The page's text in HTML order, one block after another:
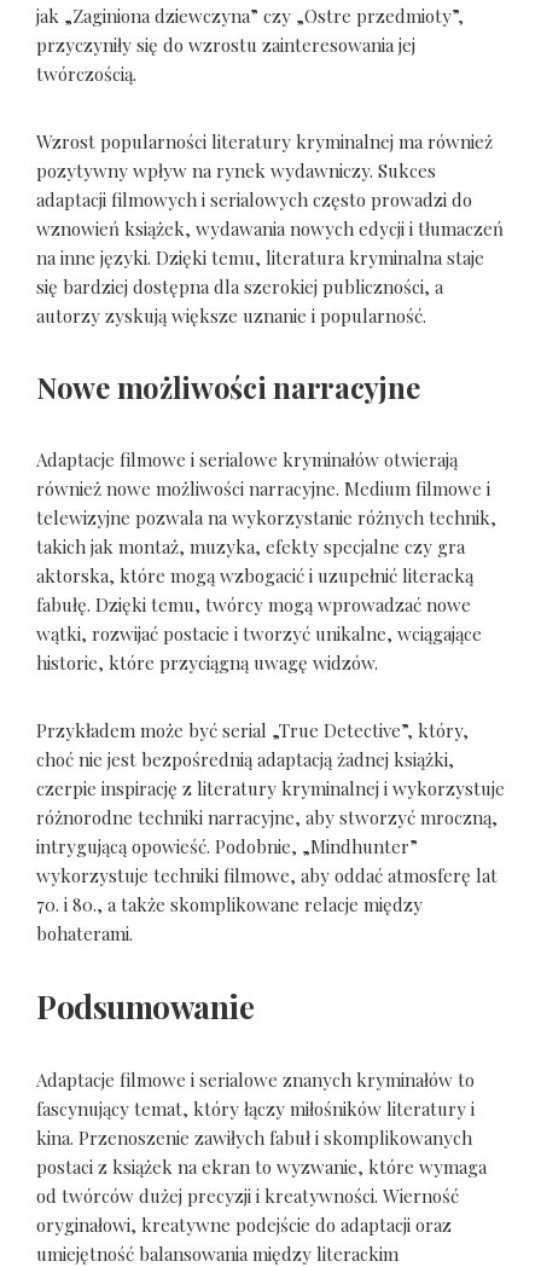
jak „Zaginiona dziewczyna” czy „Ostre przedmioty”,
przyczyniły się do wzrostu zainteresowania jej
twórczością.
Wzrost popularności literatury kryminalnej ma również
pozytywny wpływ na rynek wydawniczy. Sukces
adaptacji filmowych i serialowych często prowadzi do
wznowień książek, wydawania nowych edycji i tłumaczeń
na inne języki. Dzięki temu, literatura kryminalna staje
się bardziej dostępna dla szerokiej publiczności, a
autorzy zyskują większe uznanie i popularność.
Nowe możliwości narracyjne
Adaptacje filmowe i serialowe kryminałów otwierają
również nowe możliwości narracyjne. Medium filmowe i
telewizyjne pozwala na wykorzystanie różnych technik,
takich jak montaż, muzyka, efekty specjalne czy gra
aktorska, które mogą wzbogacić i uzupełnić literacką
fabułę. Dzięki temu, twórcy mogą wprowadzać nowe
wątki, rozwijać postacie i tworzyć unikalne, wciągające
historie, które przyciągną uwagę widzów.
Przykładem może być serial „True Detective”, który,
choć nie jest bezpośrednią adaptacją żadnej książki,
czerpie inspirację z literatury kryminalnej i wykorzystuje
różnorodne techniki narracyjne, aby stworzyć mroczną,
intrygującą opowieść. Podobnie, „Mindhunter”
wykorzystuje techniki filmowe, aby oddać atmosferę lat
70. i 80., a także skomplikowane relacje między
bohaterami.
Podsumowanie
Adaptacje filmowe i serialowe znanych kryminałów to
fascynujący temat, który łączy miłośników literatury i
kina. Przenoszenie zawiłych fabuł i skomplikowanych
postaci z książek na ekran to wyzwanie, które wymaga
od twórców dużej precyzji i kreatywności. Wierność
oryginałowi, kreatywne podejście do adaptacji oraz
umiejętność balansowania między literackim